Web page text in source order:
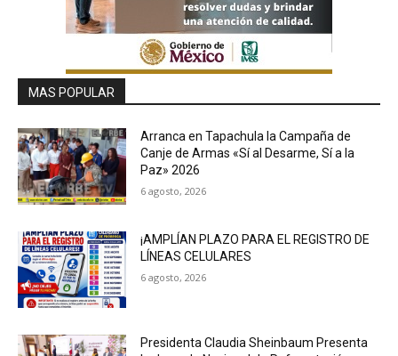
MAS POPULAR
Arranca en Tapachula la Campaña de
Canje de Armas «Sí al Desarme, Sí a la
Paz» 2026
6 agosto, 2026
¡AMPLÍAN PLAZO PARA EL REGISTRO DE
LÍNEAS CELULARES
6 agosto, 2026
Presidenta Claudia Sheinbaum Presenta